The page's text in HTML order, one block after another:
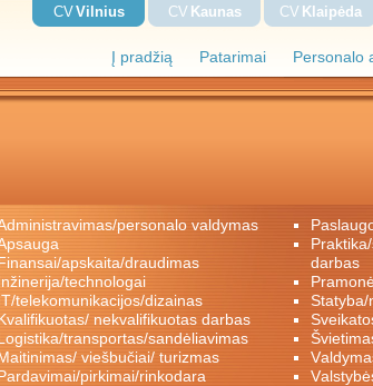
Į pradžią Patarimai Personalo
CVVilnius CV Kaunas CV Klaipėda
administravimas/personalo valdymas
apsauga
finansai/apskaita/draudimas
inžinerija/technologai
IT/telekomunikacijos/dizainas
kvalifikuotas/ nekvalifikuotas darbas
logistika/transportas/sandėliavimas
maitinimas/ viešbučiai/ turizmas
pardavimai/pirkimai/rinkodara
praktika/savanoriškas darbas/papildomas
darbas